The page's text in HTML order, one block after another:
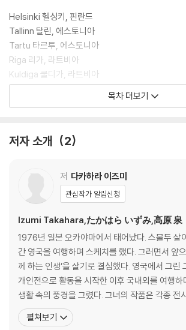
Helsinki 헬싱키, 핀란드
Tallinn 탈린, 에스토니아
Tartu 타르투, 에스토니아
Riga 리가, 라트비아
Kuldiga 쿨디가, 라트비아
Vilnius 빌뉴스, 리투아니아
Skocjanske jame 슈코치안 동굴, 슬로베니아
Piran 피란, 슬로베니아
Porec 포레치, 크로아티아
Gracisce 그라치슈체, 크로아티아
Zminj 주민, 크로아티아
Porec 포레치, 크로아티아
Idrija 이드리야, 슬로베니아
Ljubljana 류블랴나, 슬로베니아
목차 더보기
저자 소개 2
저 다카하라 이즈미
관심작가 알림신청
Izumi Takahara,たかはら いずみ,高原 泉
1976년 일본 오카야마에서 태어났다. 스물두 살
간 영국을 여행하며 스케치를 했다. 그러면서 앞
께 하는 인생’을 살기로 결심했다. 영국에서 그린
개인전으로 활동을 시작한 이후 국내외를 여행하
생활 속의 풍경을 그렸다. 그녀의 작품은 각종 전
팸플릿, 온라인 사이트 등에 다양하게 소개되어 큰
재 지어진 지 50년도 넘은 오래된 민가에 살면서,
펼쳐보기